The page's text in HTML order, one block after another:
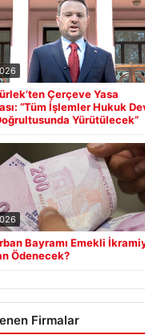
Çerçeve Yasa
“Tüm İşlemler Hukuk
Yürütülecek”
Bayramı Emekli
Ödenecek?
Firmalar